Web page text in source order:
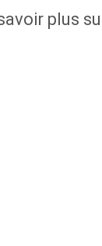
plus